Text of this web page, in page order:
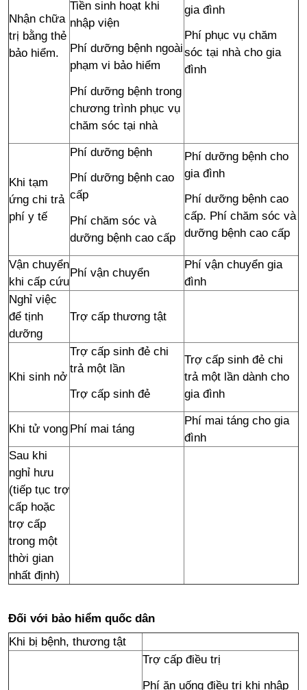
Nhận chữa
trị bằng thẻ
bảo hiểm.
Tiền sinh hoạt khi
nhập viện
Phí dưỡng bệnh ngoài
phạm vi bảo hiểm
Phí dưỡng bệnh trong
chương trình phục vụ
chăm sóc tại nhà
gia đình
Phí phục vụ chăm
sóc tại nhà cho gia
đình
Khi tạm
ứng chi trả
phí y tế
Phí dưỡng bệnh
Phí dưỡng bệnh cao
cấp
Phí chăm sóc và
dưỡng bệnh cao cấp
Phí dưỡng bệnh cho
gia đình
Phí dưỡng bệnh cao
cấp. Phí chăm sóc và
dưỡng bệnh cao cấp
Vận chuyển
khi cấp cứu
Phí vận chuyển
Phí vận chuyển gia
đình
Nghỉ việc
để tịnh
dưỡng
Trợ cấp thương tật
Khi sinh nở
Trợ cấp sinh đẻ chi
trả một lần
Trợ cấp sinh đẻ
Trợ cấp sinh đẻ chi
trả một lần dành cho
gia đình
Khi tử vong Phí mai táng
Phí mai táng cho gia
đình
Sau khi
nghỉ hưu
(tiếp tục trợ
cấp hoặc
trợ cấp
trong một
thời gian
nhất định)
Đối với bảo hiểm quốc dân
Khi bị bệnh, thương tật
Trợ cấp điều trị
Phí ăn uống điều trị khi nhập